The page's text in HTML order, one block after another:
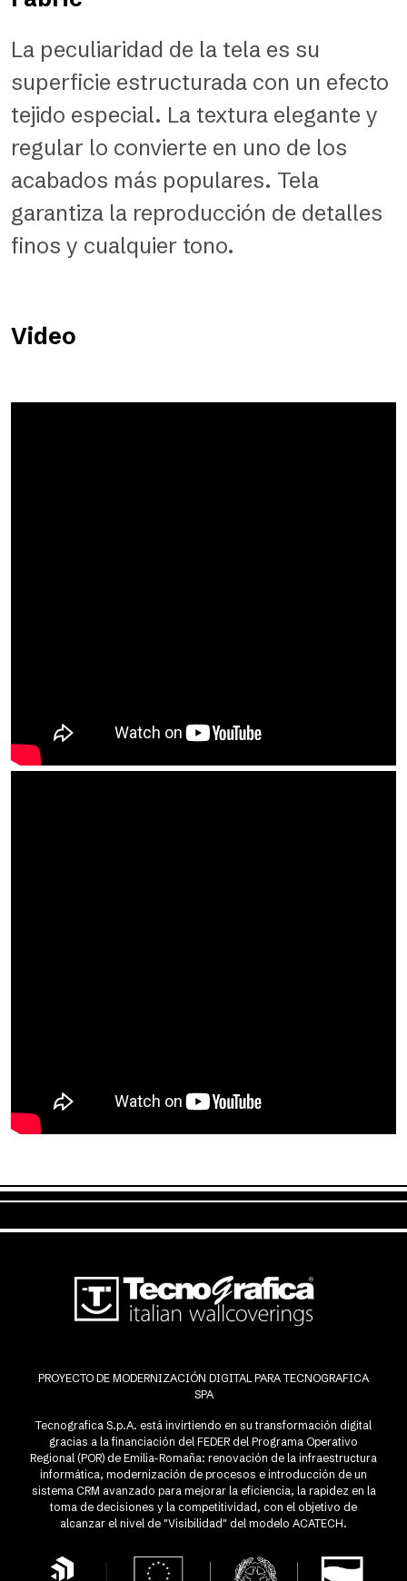
La peculiaridad de la tela es su
superficie estructurada con un efecto
tejido especial. La textura elegante y
regular lo convierte en uno de los
acabados más populares. Tela
garantiza la reproducción de detalles
finos y cualquier tono.
Video
PROYECTO DE MODERNIZACIÓN DIGITAL PARA TECNOGRAFICA
SPA
Tecnografica S.p.A. está invirtiendo en su transformación digital
gracias a la financiación del FEDER del Programa Operativo
Regional (POR) de Emilia-Romaña: renovación de la infraestructura
informática, modernización de procesos e introducción de un
sistema CRM avanzado para mejorar la eficiencia, la rapidez en la
toma de decisiones y la competitividad, con el objetivo de
alcanzar el nivel de "Visibilidad" del modelo ACATECH.